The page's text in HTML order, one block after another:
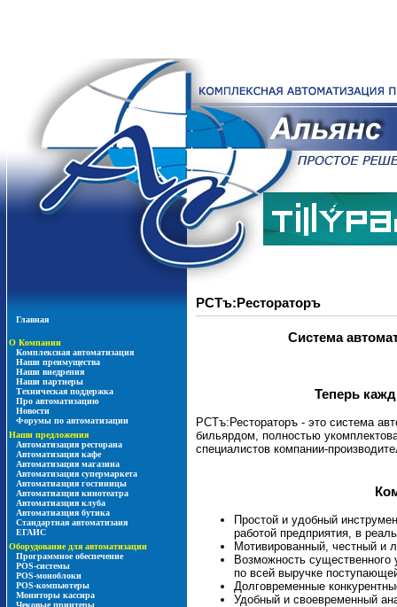
Главная
О Компании
Комплексная автоматизация
Наши преимущества
Наши внедрения
Наши партнеры
Техническая поддержка
Про автоматизацию
Новости
Форумы по автоматизации
Наши предложения
Автоматизация ресторана
Автоматизация кафе
Автоматизация магазина
Автоматизация супермаркета
Автоматиазция гостиницы
Автоматиазция кинотеатра
Автоматиазция клуба
Автоматиазция бутика
Стандартная автоматизаия
ЕГАИС
Оборудование для автоматизации
Программное обеспечение
POS-системы
POS-моноблоки
POS-компьютеры
Мониторы кассира
Чековые принтеры
РСТъ:Рестораторъ
Система
Теперь
РСТъ:Рестораторъ - это система
бильярдом, полностью
специалистов компании-
Простой и удобный
работой предприятия, в
Мотивированный, честный и
Возможность
по всей выручке
Долговременные
Удобный и своевременный